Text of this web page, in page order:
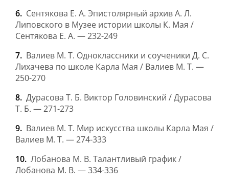
Сентякова Е. А. Эпистолярный архив А. Л.
Липовского в Музее истории школы К. Мая /
Сентякова Е. А. — 232-249
Валиев М. Т. Одноклассники и соученики Д. С.
Лихачева по школе Карла Мая / Валиев М. Т. —
250-270
Дурасова Т. Б. Виктор Головинский / Дурасова
Т. Б. — 271-273
Валиев М. Т. Мир искусства школы Карла Мая /
Валиев М. Т. — 274-333
Лобанова М. В. Талантливый график /
Лобанова М. В. — 334-336